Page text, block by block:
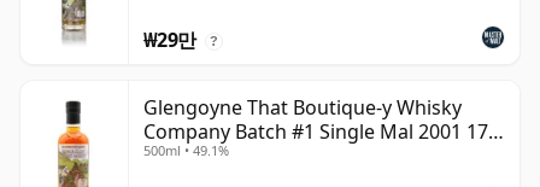
₩29만 ?
Glengoyne That Boutique-y Whisky
Company Batch #1 Single Mal 2001 17
년산
500ml • 49.1%